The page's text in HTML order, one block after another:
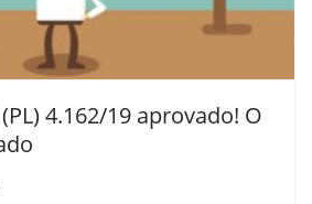
4.162/19 aprovado! O